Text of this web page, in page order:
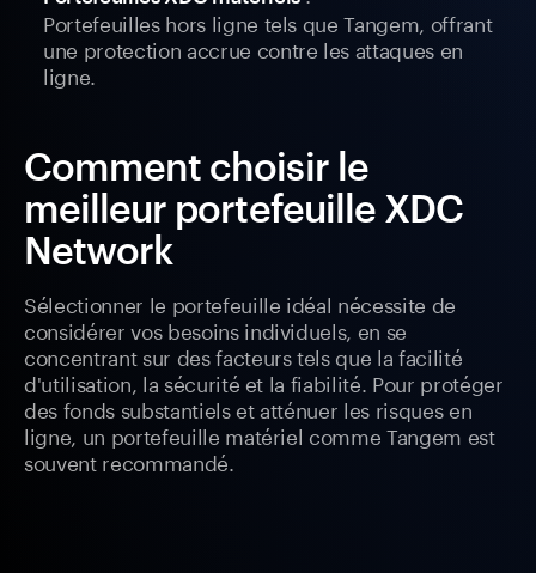
Portefeuilles hors ligne tels que Tangem, offrant
une protection accrue contre les attaques en
ligne.
Comment choisir le
meilleur portefeuille XDC
Network
Sélectionner le portefeuille idéal nécessite de
considérer vos besoins individuels, en se
concentrant sur des facteurs tels que la facilité
d'utilisation, la sécurité et la fiabilité. Pour protéger
des fonds substantiels et atténuer les risques en
ligne, un portefeuille matériel comme Tangem est
souvent recommandé.